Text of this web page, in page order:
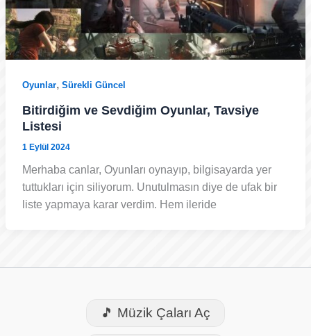
Oyunlar, Sürekli Güncel
Bitirdiğim ve Sevdiğim Oyunlar, Tavsiye
Listesi
1 Eylül 2024
Merhaba canlar, Oyunları oynayıp, bilgisayarda yer
tuttukları için siliyorum. Unutulmasın diye de ufak bir
liste yapmaya karar verdim. Hem ileride
🎵 Müzik Çaları Aç